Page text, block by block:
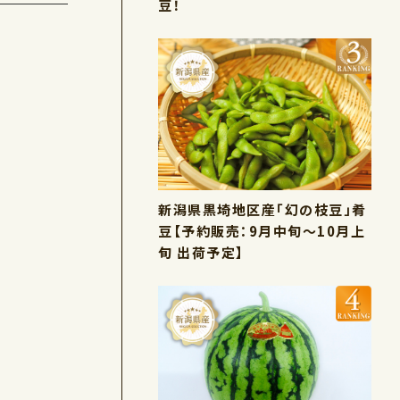
豆！
新潟県黒埼地区産「幻の枝豆」肴
豆【予約販売：9月中旬～10月上
旬 出荷予定】